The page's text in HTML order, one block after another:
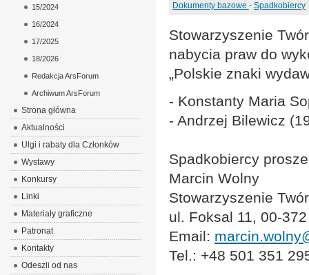
Dokumenty bazowe - Spadkobiercy
Stowarzyszenie
nabycia praw do
„Polskie znaki
- Konstanty Maria
- Andrzej Bilewicz
Spadkobiercy
Marcin Wolny
Stowarzyszenie
ul. Foksal 11, 00-
Email:
Tel.: +48 501 351
15/2024
16/2024
17/2025
18/2026
Redakcja ArsForum
Archiwum ArsForum
Strona główna
Aktualności
Ulgi i rabaty dla Członków
Wystawy
Konkursy
Linki
Materiały graficzne
Patronat
Kontakty
Odeszli od nas